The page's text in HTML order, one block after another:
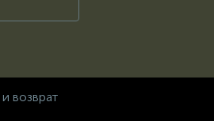
возврат